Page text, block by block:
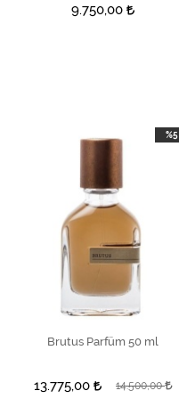
9.750,00
SEPETE EKLE
Brutus Parfüm 50 ml
13.775,00 14.500,00
%5